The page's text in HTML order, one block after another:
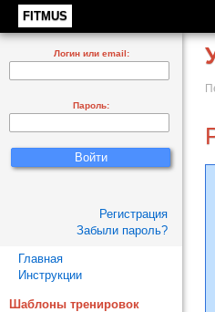
FITMUS
Логин или email:
Пароль:
Регистрация
Забыли пароль?
Главная
Инструкции
Шаблоны тренировок